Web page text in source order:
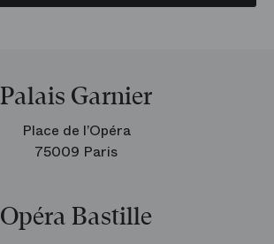
Palais Garnier
Place de l’Opéra
75009 Paris
Opéra Bastille